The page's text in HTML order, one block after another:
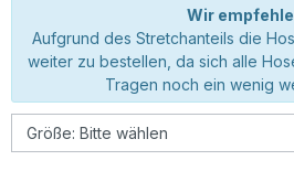
Wir
Aufgrund des Stretchanteils die
weiter zu bestellen, da sich alle
Tragen noch ein wenig